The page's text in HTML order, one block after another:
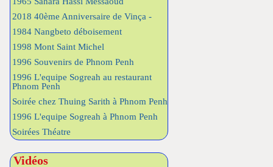
2018 40ème Anniversaire de Vinça -
1984 Nangbeto déboisement
1998 Mont Saint Michel
1996 Souvenirs de Phnom Penh
1996 L'equipe Sogreah au restaurant
Phnom Penh
Soirée chez Thuing Sarith à Phnom Penh
1996 L'equipe Sogreah à Phnom Penh
Soirées Théatre
Vidéos